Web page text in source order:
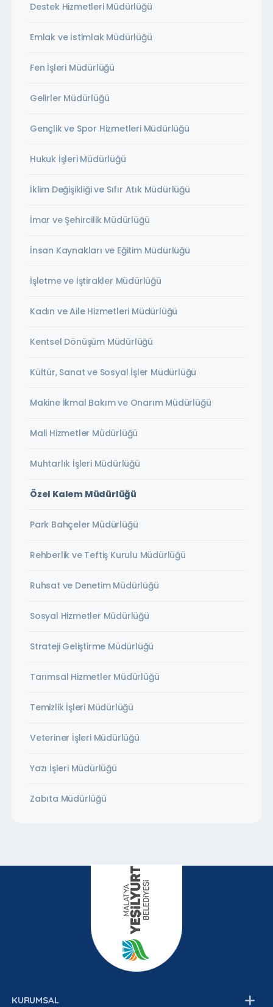
Destek Hizmetleri Müdürlüğü
Emlak ve İstimlak Müdürlüğü
Fen İşleri Müdürlüğü
Gelirler Müdürlüğü
Gençlik ve Spor Hizmetleri Müdürlüğü
Hukuk İşleri Müdürlüğü
İklim Değişikliği ve Sıfır Atık Müdürlüğü
İmar ve Şehircilik Müdürlüğü
İnsan Kaynakları ve Eğitim Müdürlüğü
İşletme ve İştirakler Müdürlüğü
Kadın ve Aile Hizmetleri Müdürlüğü
Kentsel Dönüşüm Müdürlüğü
Kültür, Sanat ve Sosyal İşler Müdürlüğü
Makine İkmal Bakım ve Onarım Müdürlüğü
Mali Hizmetler Müdürlüğü
Muhtarlık İşleri Müdürlüğü
Özel Kalem Müdürlüğü
Park Bahçeler Müdürlüğü
Rehberlik ve Teftiş Kurulu Müdürlüğü
Ruhsat ve Denetim Müdürlüğü
Sosyal Hizmetler Müdürlüğü
Strateji Geliştirme Müdürlüğü
Tarımsal Hizmetler Müdürlüğü
Temizlik İşleri Müdürlüğü
Veteriner İşleri Müdürlüğü
Yazı İşleri Müdürlüğü
Zabıta Müdürlüğü
KURUMSAL